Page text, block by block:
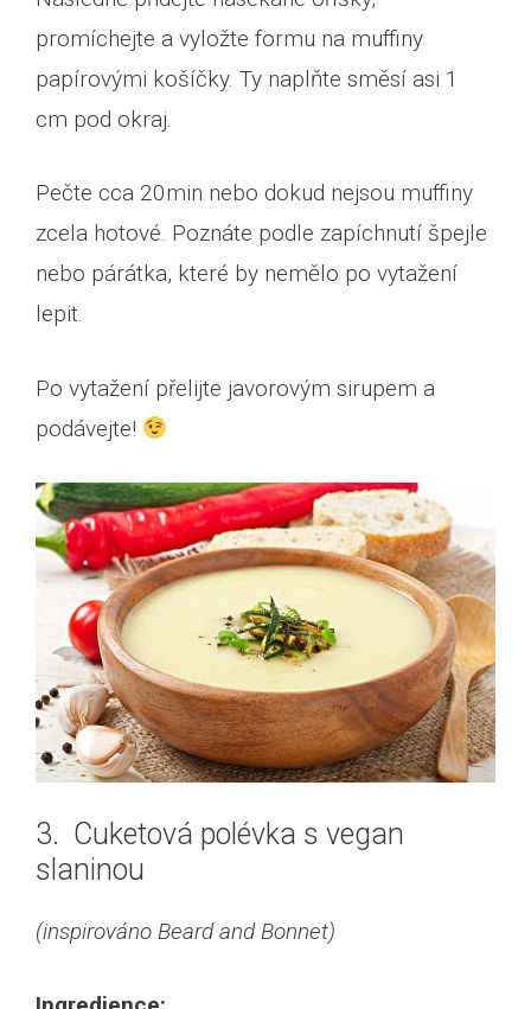
promíchejte a vyložte formu na muffiny
papírovými košíčky. Ty naplňte směsí asi 1
cm pod okraj.
Pečte cca 20min nebo dokud nejsou muffiny
zcela hotové. Poznáte podle zapíchnutí špejle
nebo párátka, které by nemělo po vytažení
lepit.
Po vytažení přelijte javorovým sirupem a
podávejte!
3. Cuketová polévka s vegan
slaninou
(inspirováno Beard and Bonnet)